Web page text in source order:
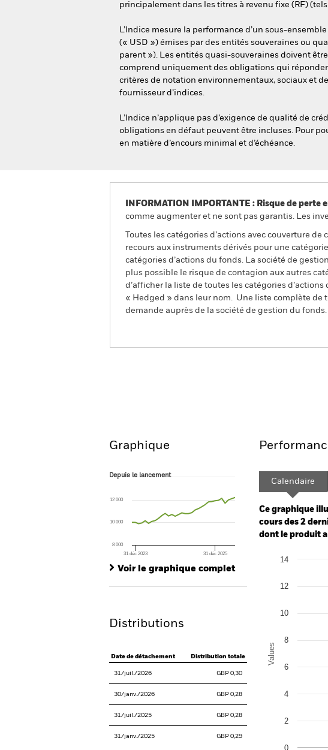
principalement dans les titres à revenu fixe (RF)
L’Indice mesure la performance d’un sous-
(« USD ») émises par des entités souveraines ou
parent »). Les entités quasi-souveraines doivent
comprend uniquement des obligations qui
critères de notation environnementaux, sociaux et
fournisseur d’indices.
L’Indice n’applique pas d’exigence de qualité de
obligations en défaut peuvent être incluses. Pour
en matière d’encours minimal et d’échéance.
INFORMATION IMPORTANTE : Risque de perte
comme augmenter et ne sont pas garantis. Les
Toutes les catégories d’actions avec couverture
recours aux instruments dérivés pour une
catégories d’actions du fonds. La société de
plus possible le risque de contagion aux autres
d’afficher la liste de toutes les catégories
« Hedged » dans leur nom. Une liste complète de
demande auprès de la société de gestion du fonds.
Graphique
Depuis le lancement
The chart has 1 X axis displaying Time. Range: 2023-11-30
The chart has 1 Y axis displaying values. Range: -20 to 40.
Depuis le lancement
31 déc 2023 31 déc 2025
8 000
10 000
12 000
Voir le graphique complet
Distributions
Date de détachement Distribution totale
31/juil./2026 GBP 0,30
30/janv./2026 GBP 0,28
31/juil./2025 GBP 0,28
31/janv./2025 GBP 0,29
Calendaire
Ce graphique
cours des 2
dont le produit a
Chart
Bar chart with 2
The chart has 1
Values
0
2
4
6
8
10
12
14